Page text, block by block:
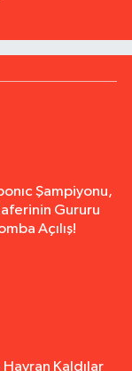
Şampiyonu,
Gururu
Açılış!
Kaldılar